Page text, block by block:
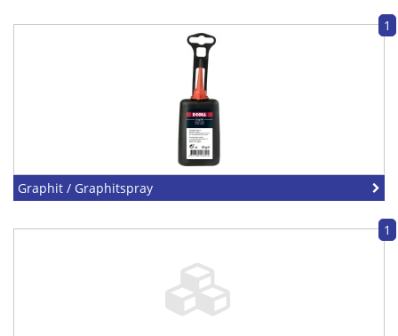
1
Graphit / Graphitspray
1